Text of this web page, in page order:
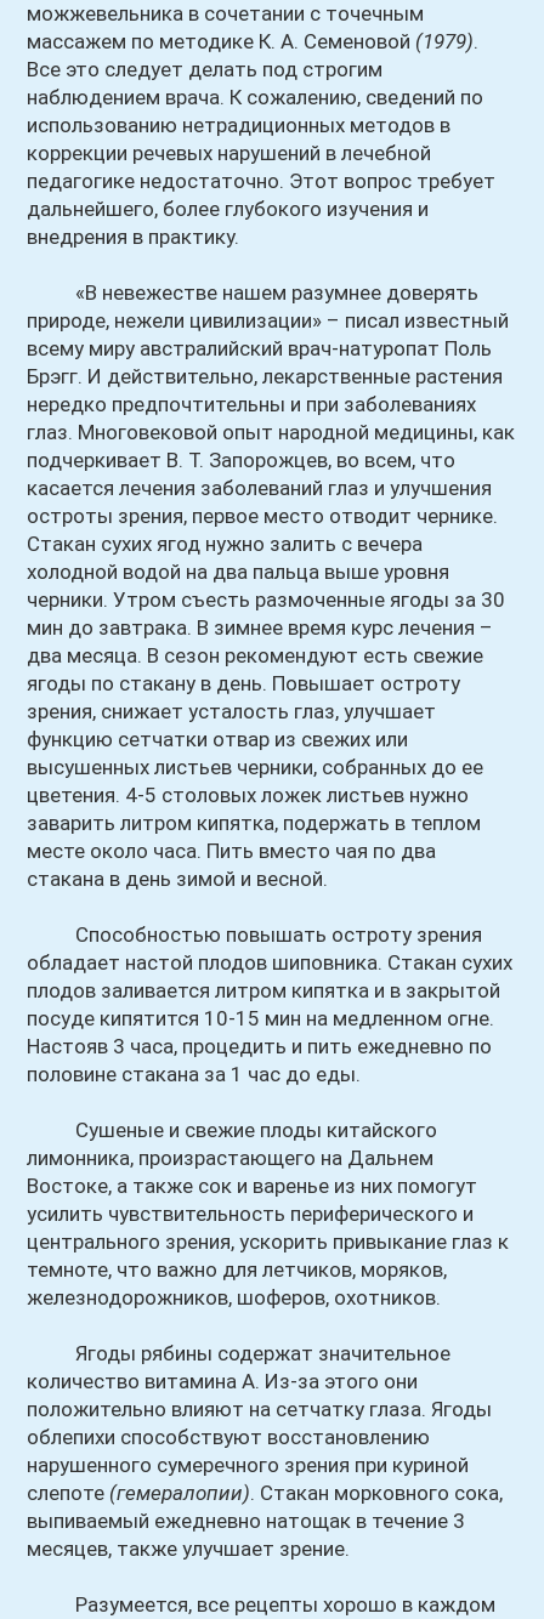
можжевельника в сочетании с точечным
массажем по методике К. А. Семеновой (1979).
Все это следует делать под строгим
наблюдением врача. К сожалению, сведений по
использованию нетрадиционных методов в
коррекции речевых нарушений в лечебной
педагогике недостаточно. Этот вопрос требует
дальнейшего, более глубокого изучения и
внедрения в практику.
«В невежестве нашем разумнее доверять
природе, нежели цивилизации» – писал известный
всему миру австралийский врач-натуропат Поль
Брэгг. И действительно, лекарственные растения
нередко предпочтительны и при заболеваниях
глаз. Многовековой опыт народной медицины, как
подчеркивает В. Т. Запорожцев, во всем, что
касается лечения заболеваний глаз и улучшения
остроты зрения, первое место отводит чернике.
Стакан сухих ягод нужно залить с вечера
холодной водой на два пальца выше уровня
черники. Утром съесть размоченные ягоды за 30
мин до завтрака. В зимнее время курс лечения –
два месяца. В сезон рекомендуют есть свежие
ягоды по стакану в день. Повышает остроту
зрения, снижает усталость глаз, улучшает
функцию сетчатки отвар из свежих или
высушенных листьев черники, собранных до ее
цветения. 4-5 столовых ложек листьев нужно
заварить литром кипятка, подержать в теплом
месте около часа. Пить вместо чая по два
стакана в день зимой и весной.
Способностью повышать остроту зрения
обладает настой плодов шиповника. Стакан сухих
плодов заливается литром кипятка и в закрытой
посуде кипятится 10-15 мин на медленном огне.
Настояв 3 часа, процедить и пить ежедневно по
половине стакана за 1 час до еды.
Сушеные и свежие плоды китайского
лимонника, произрастающего на Дальнем
Востоке, а также сок и варенье из них помогут
усилить чувствительность периферического и
центрального зрения, ускорить привыкание глаз к
темноте, что важно для летчиков, моряков,
железнодорожников, шоферов, охотников.
Ягоды рябины содержат значительное
количество витамина А. Из-за этого они
положительно влияют на сетчатку глаза. Ягоды
облепихи способствуют восстановлению
нарушенного сумеречного зрения при куриной
слепоте (гемералопии). Стакан морковного сока,
выпиваемый ежедневно натощак в течение 3
месяцев, также улучшает зрение.
Разумеется, все рецепты хорошо в каждом